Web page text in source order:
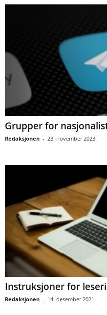
Grupper for
Redaksjonen - 23. november 2023
Instruksjoner for
Redaksjonen - 14. desember 2021